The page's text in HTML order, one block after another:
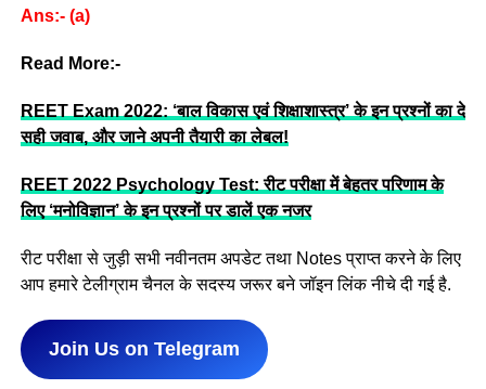
Ans:- (a)
Read More:-
REET Exam 2022: ‘बाल विकास एवं शिक्षाशास्त्र’ के इन प्रश्नों का दे
सही जवाब, और जाने अपनी तैयारी का लेबल!
REET 2022 Psychology Test: रीट परीक्षा में बेहतर परिणाम के
लिए ‘मनोविज्ञान’ के इन प्रश्नों पर डालें एक नजर
रीट परीक्षा से जुड़ी सभी नवीनतम अपडेट तथा Notes प्राप्त करने के लिए
आप हमारे टेलीग्राम चैनल के सदस्य जरूर बने जॉइन लिंक नीचे दी गई है.
Join Us on Telegram